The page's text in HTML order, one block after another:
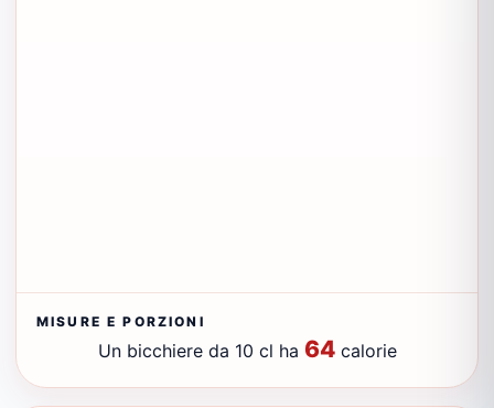
MISURE E PORZIONI
Un bicchiere da 10 cl ha 64calorie